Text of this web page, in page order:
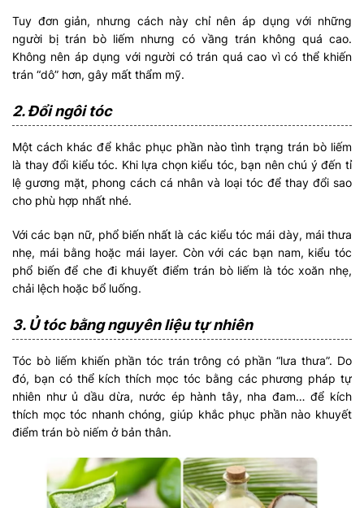
Tuy đơn giản, nhưng cách này chỉ nên áp dụng với những
người bị trán bò liếm nhưng có vầng trán không quá cao.
Không nên áp dụng với người có trán quá cao vì có thể khiến
trán “dô” hơn, gây mất thẩm mỹ.
2. Đổi ngôi tóc
Một cách khác để khắc phục phần nào tình trạng trán bò liếm
là thay đổi kiểu tóc. Khi lựa chọn kiểu tóc, bạn nên chú ý đến tỉ
lệ gương mặt, phong cách cá nhân và loại tóc để thay đổi sao
cho phù hợp nhất nhé.
Với các bạn nữ, phổ biến nhất là các kiểu tóc mái dày, mái thưa
nhẹ, mái bằng hoặc mái layer. Còn với các bạn nam, kiểu tóc
phổ biến để che đi khuyết điểm trán bò liếm là tóc xoăn nhẹ,
chải lệch hoặc bổ luống.
3. Ủ tóc bằng nguyên liệu tự nhiên
Tóc bò liếm khiến phần tóc trán trông có phần “lưa thưa”. Do
đó, bạn có thể kích thích mọc tóc bằng các phương pháp tự
nhiên như ủ dầu dừa, nước ép hành tây, nha đam… để kích
thích mọc tóc nhanh chóng, giúp khắc phục phần nào khuyết
điểm trán bò niếm ở bản thân.